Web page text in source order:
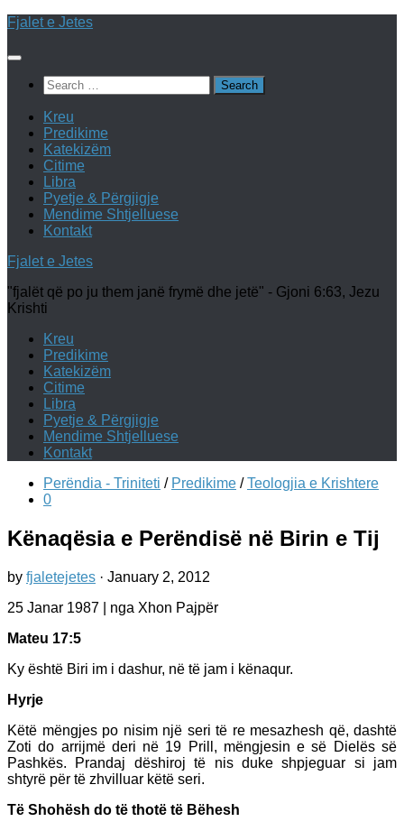
Skip
content
Fjalet e Jetes
Search
for:
Kreu
Predikime
Katekizëm
Citime
Libra
Pyetje & Përgjigje
Mendime Shtjelluese
Kontakt
Fjalet e Jetes
"fjalët që po ju them janë frymë dhe jetë" - Gjoni 6:63, Jezu
Krishti
Kreu
Predikime
Katekizëm
Citime
Libra
Pyetje & Përgjigje
Mendime Shtjelluese
Kontakt
Perëndia - Triniteti / Predikime / Teologjia e Krishtere
0
Kënaqësia e Perëndisë në Birin e Tij
by fjaletejetes · January 2, 2012
25 Janar 1987 | nga Xhon Pajpër
Mateu 17:5
Ky është Biri im i dashur, në të jam i kënaqur.
Hyrje
Këtë mëngjes po nisim një seri të re mesazhesh që, dashtë
Zoti do arrijmë deri në 19 Prill, mëngjesin e së Dielës së
Pashkës. Prandaj dëshiroj të nis duke shpjeguar si jam
shtyrë për të zhvilluar këtë seri.
Të Shohësh do të thotë të Bëhesh